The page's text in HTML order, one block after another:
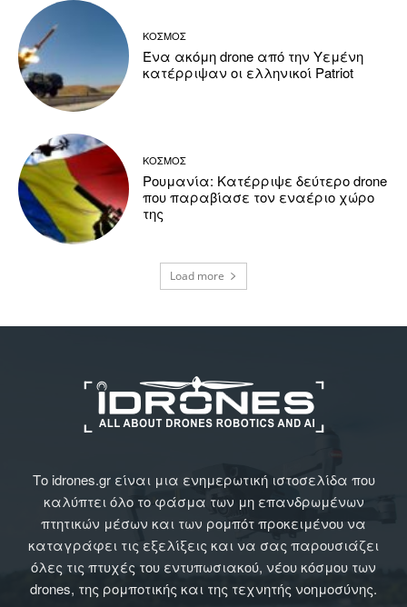
ΚΟΣΜΟΣ
Ένα ακόμη drone από την Υεμένη
κατέρριψαν οι ελληνικοί Patriot
ΚΟΣΜΟΣ
Ρουμανία: Κατέρριψε δεύτερο drone
που παραβίασε τον εναέριο χώρο
της
Load more
Το idrones.gr είναι μια ενημερωτική ιστοσελίδα που
καλύπτει όλο το φάσμα των μη επανδρωμένων
πτητικών μέσων και των ρομπότ προκειμένου να
καταγράφει τις εξελίξεις και να σας παρουσιάζει
όλες τις πτυχές του εντυπωσιακού, νέου κόσμου των
drones, της ρομποτικής και της τεχνητής νοημοσύνης.